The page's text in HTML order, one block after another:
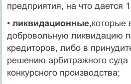
предприятия, на что дается
• ликвидационные,которые
добровольную ликвидацию
кредиторов, либо в
решению арбитражного суда
конкурсного производства;